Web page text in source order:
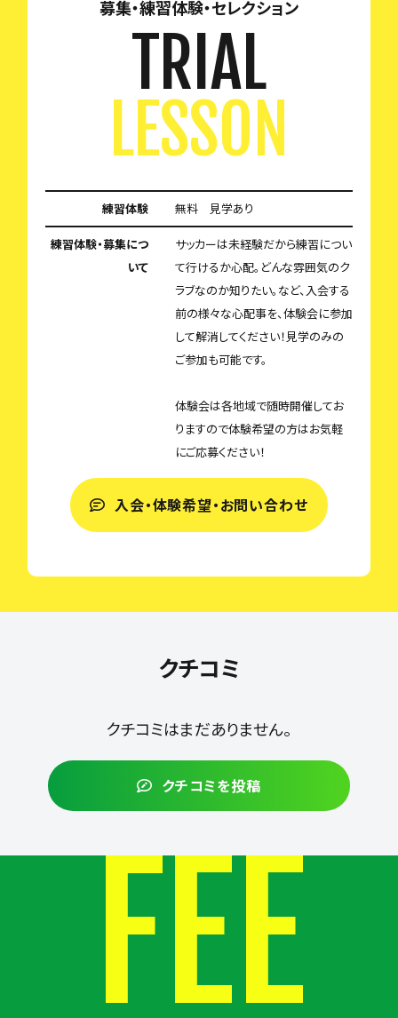
募集・練習体験・セレクション
TRIAL
LESSON
練習体験 無料 見学あり
練習体験・募集につ
いて
サッカーは未経験だから練習につい
て行けるか心配。どんな雰囲気のク
ラブなのか知りたい。など、入会する
前の様々な心配事を、体験会に参加
して解消してください！見学のみの
ご参加も可能です。
体験会は各地域で随時開催してお
りますので体験希望の方はお気軽
にご応募ください！
入会・体験希望・お問い合わせ
クチコミ
クチコミはまだありません。
クチコミを投稿
FEE